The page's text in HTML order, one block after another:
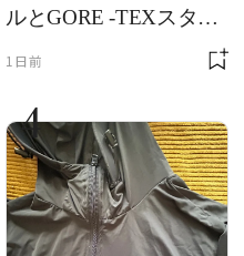
ルとGORE -TEXスタッ
フバッグが優秀すぎる
1日前
4